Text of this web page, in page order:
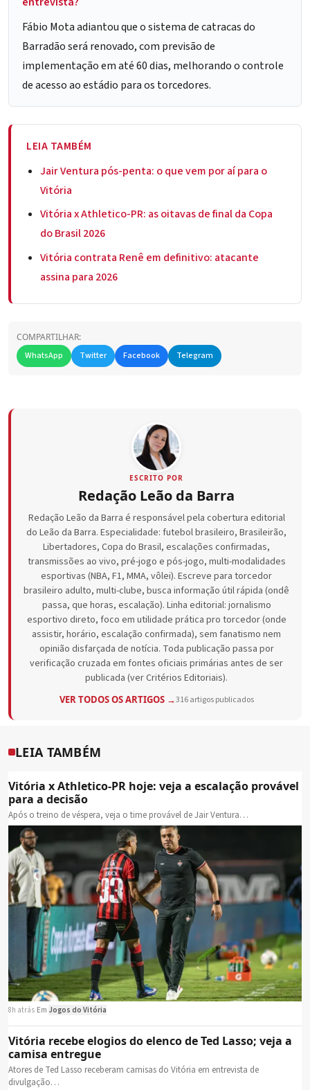
Fábio Mota adiantou que o sistema de catracas do
Barradão será renovado, com previsão de
implementação em até 60 dias, melhorando o controle
de acesso ao estádio para os torcedores.
LEIA TAMBÉM
Jair Ventura pós-penta: o que vem por aí para o
Vitória
Vitória x Athletico-PR: as oitavas de final da Copa
do Brasil 2026
Vitória contrata Renê em definitivo: atacante
assina para 2026
COMPARTILHAR:
WhatsApp
Twitter Facebook Telegram
ESCRITO POR
Redação Leão da Barra
Redação Leão da Barra é responsável pela cobertura editorial
do Leão da Barra. Especialidade: futebol brasileiro, Brasileirão,
Libertadores, Copa do Brasil, escalações confirmadas,
transmissões ao vivo, pré-jogo e pós-jogo, multi-modalidades
esportivas (NBA, F1, MMA, vôlei). Escreve para torcedor
brasileiro adulto, multi-clube, busca informação útil rápida (ondê
passa, que horas, escalação). Linha editorial: jornalismo
esportivo direto, foco em utilidade prática pro torcedor (onde
assistir, horário, escalação confirmada), sem fanatismo nem
opinião disfarçada de notícia. Toda publicação passa por
verificação cruzada em fontes oficiais primárias antes de ser
publicada (ver Critérios Editoriais).
VER TODOS OS ARTIGOS →316 artigos publicados
LEIA TAMBÉM
Vitória x Athletico-PR hoje: veja a escalação provável
para a decisão
Após o treino de véspera, veja o time provável de Jair Ventura…
8h atrás Em Jogos do Vitória
Vitória recebe elogios do elenco de Ted Lasso; veja a
camisa entregue
Atores de Ted Lasso receberam camisas do Vitória em entrevista de
divulgação…